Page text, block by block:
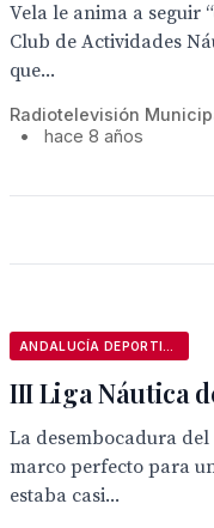
Vela le anima a seguir
Club de Actividades
que...
Radiotelevisión
•
hace 8 años
III Liga Náutica
La desembocadura
marco perfecto para
estaba casi...